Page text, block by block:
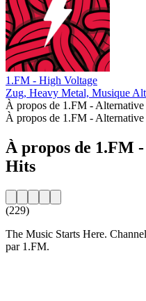
1.FM - High Voltage
Zug, Heavy Metal, Musique
À propos de 1.FM -
À propos de 1.FM -
À propos de 1.FM
Hits
(229)
The Music Starts Here.
par 1.FM.